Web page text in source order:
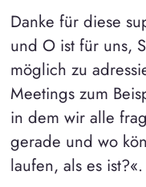
Danke für diese
und O ist für uns,
möglich zu
Meetings zum
in dem wir alle
gerade und wo
laufen, als es ist?«.